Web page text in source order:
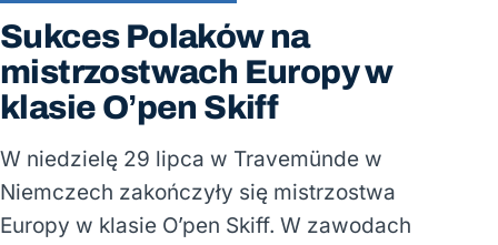
Sukces Polaków na
mistrzostwach Europy w
klasie O’pen Skiff
W niedzielę 29 lipca w Travemünde w
Niemczech zakończyły się mistrzostwa
Europy w klasie O’pen Skiff. W zawodach